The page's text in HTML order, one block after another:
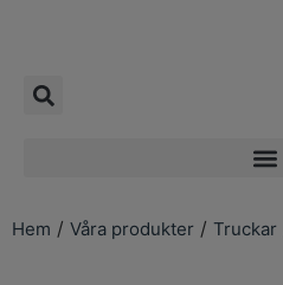
Hem / Våra produkter / Truckar